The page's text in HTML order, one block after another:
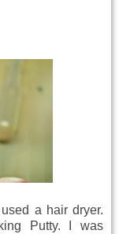
a hair dryer.
Putty. I was